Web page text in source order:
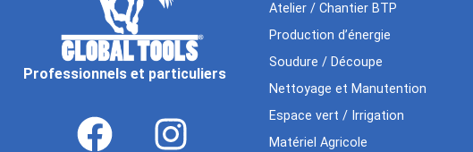
Professionnels et particuliers
Atelier / Chantier BTP
Production d’énergie
Soudure / Découpe
Nettoyage et Manutention
Espace vert / Irrigation
Matériel Agricole